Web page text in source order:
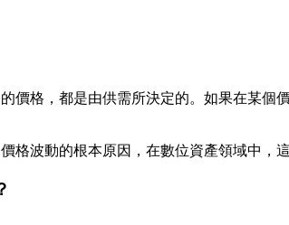
價格，都是由供需所決定的。如果在某
格波動的根本原因，在數位資產領域中，